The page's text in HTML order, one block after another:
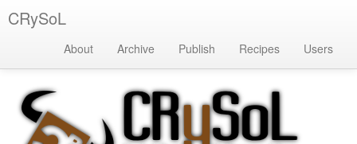
CRySoL
About Archive Publish Recipes Users